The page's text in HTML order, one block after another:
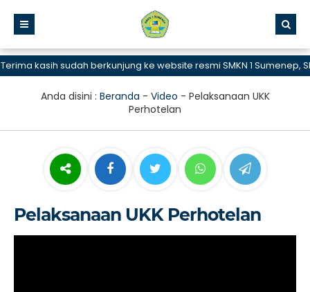
kasih sudah berkunjung ke website resmi SMKN 1 Sumenep,
Anda disini : Beranda - Video - Pelaksanaan UKK
Perhotelan
Pelaksanaan UKK Perhotelan